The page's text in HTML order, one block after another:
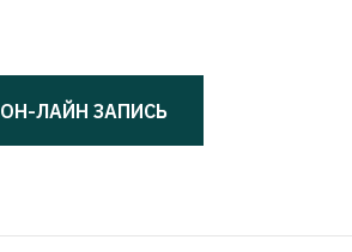
ОН-ЛАЙН ЗАПИСЬ